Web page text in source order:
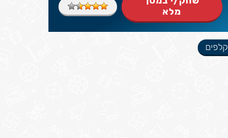
מלא
קלפים